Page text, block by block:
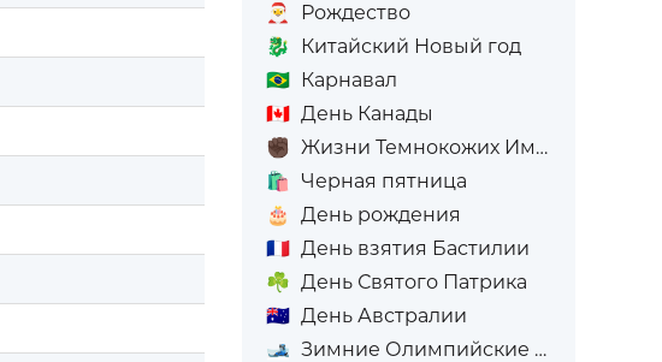
🎅
Рождество
🐉
Китайский Новый год
🇧🇷 Карнавал
🇨🇦 День Канады
✊🏿 Жизни Темнокожих Имеют Значение
🛍️
Черная пятница
🎂
День рождения
🇫🇷 День взятия Бастилии
☘️ День Святого Патрика
🇦🇺 День Австралии
🎿 Зимние Олимпийские игры